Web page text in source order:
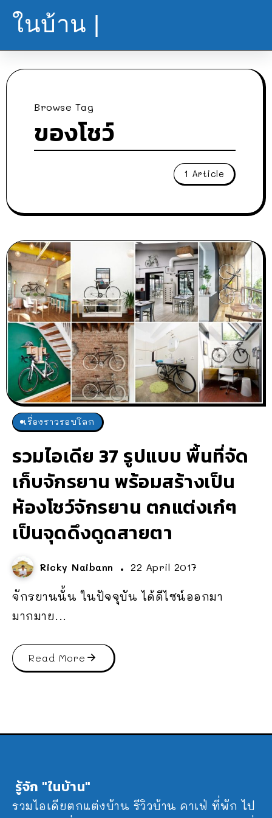
ในบ้าน |
Browse Tag
ของโชว์
1 Article
เรื่องราวรอบโลก
รวมไอเดีย 37 รูปแบบ พื้นที่จัด
เก็บจักรยาน พร้อมสร้างเป็น
ห้องโชว์จักรยาน ตกแต่งเก๋ๆ
เป็นจุดดึงดูดสายตา
Ricky Naibann 22 April 2017
จักรยานนั้น ในปัจจุบัน ได้ดีไซน์ออกมา
มากมาย...
Read More
รู้จัก "ในบ้าน"
รวมไอเดียตกแต่งบ้าน รีวิวบ้าน คาเฟ่ ที่พัก ไป